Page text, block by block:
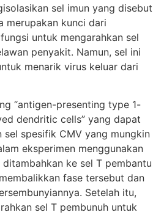
sel imun yang disebut
merupakan kunci dari
untuk mengarahkan sel
penyakit. Namun, sel ini
menarik virus keluar dari
“antigen-presenting type 1-
dendritic cells” yang dapat
spesifik CMV yang mungkin
eksperimen menggunakan
ke sel T pembantu
fase tersebut dan
Setelah itu,
sel T pembunuh untuk